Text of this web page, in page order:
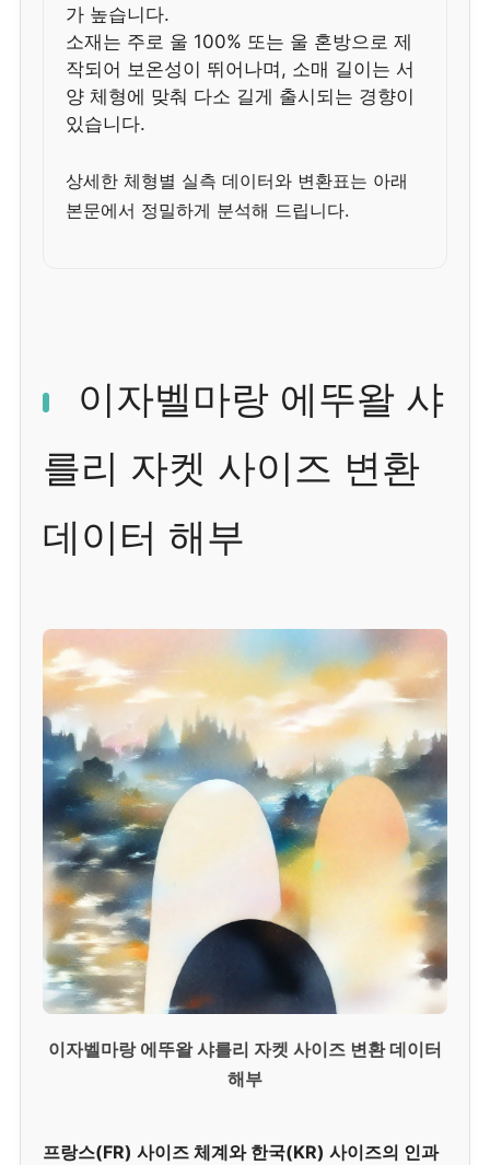
가 높습니다.
소재는 주로 울 100% 또는 울 혼방으로 제
작되어 보온성이 뛰어나며, 소매 길이는 서
양 체형에 맞춰 다소 길게 출시되는 경향이
있습니다.
상세한 체형별 실측 데이터와 변환표는 아래
본문에서 정밀하게 분석해 드립니다.
이자벨마랑 에뚜왈 샤
를리 자켓 사이즈 변환
데이터 해부
이자벨마랑 에뚜왈 샤를리 자켓 사이즈 변환 데이터
해부
프랑스(FR) 사이즈 체계와 한국(KR) 사이즈의 인과